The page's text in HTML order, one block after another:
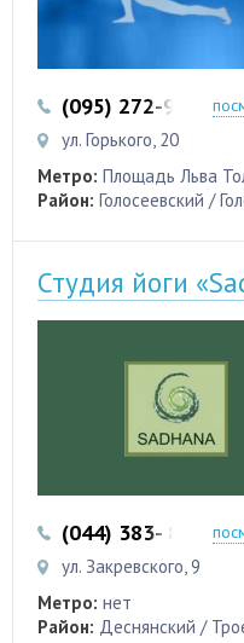
(095) 272-99-55
ул. Горького, 20
Метро: Площадь Льва
Район: Голосеевский /
Студия йоги
(044) 383- 84-01
ул. Закревского, 9
Метро: нет
Район: Деснянский /